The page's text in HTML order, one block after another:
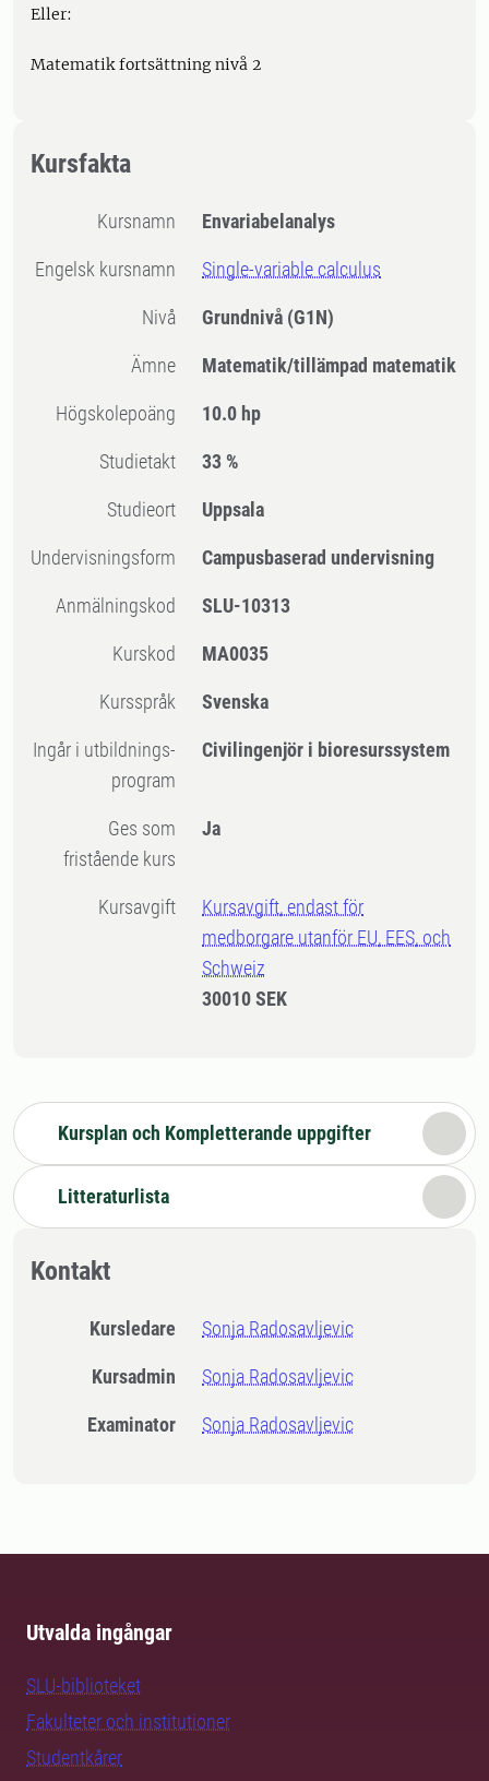
Eller:
Matematik fortsättning nivå 2
Kursfakta
Kursnamn Envariabelanalys
Engelsk kursnamn Single-variable calculus
Nivå Grundnivå (G1N)
Ämne Matematik/tillämpad matematik
högskolepoäng 10.0 hp
Studietakt 33 %
Studieort Uppsala
Undervisningsform Campusbaserad undervisning
Anmälningskod SLU-10313
Kurskod MA0035
Kursspråk Svenska
Ingår i utbildnings-
program
Civilingenjör i bioresurssystem
Ges som
fristående kurs
Ja
Kursavgift
Kursavgift, endast för
medborgare utanför EU, EES, och
Schweiz
30010 SEK
Kursplan och Kompletterande uppgifter
Litteraturlista
Kontakt
Kursledare Sonja Radosavljevic
Kursadmin Sonja Radosavljevic
Examinator Sonja Radosavljevic
Utvalda ingångar
SLU-biblioteket
Fakulteter och institutioner
Studentkårer